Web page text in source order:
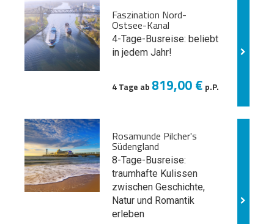
Faszination Nord-
Ostsee-Kanal
4-Tage-Busreise: beliebt
in jedem Jahr!
4 Tage ab 819,00 € p.P.
Rosamunde Pilcher's
Südengland
8-Tage-Busreise:
traumhafte Kulissen
zwischen Geschichte,
Natur und Romantik
erleben